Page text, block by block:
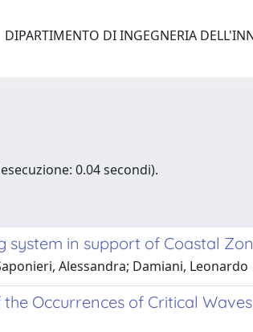
DIPARTIMENTO DI INGEGNERIA
0.04 secondi).
system in support of Coastal
Alessandra; Damiani, Leonardo
Occurrences of Critical